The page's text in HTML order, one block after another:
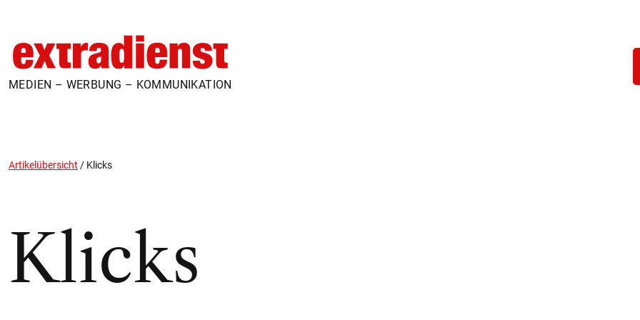
MEDIEN – WERBUNG – KOMMUNIKATION
Artikelübersicht / Klicks
Klicks